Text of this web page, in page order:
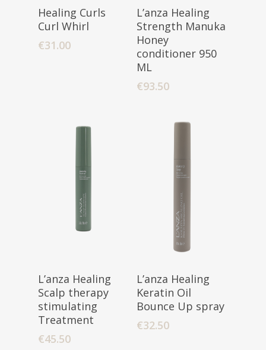
Toevoegen
Aan Winkelwagen
Healing Curls
Curl Whirl
€31.00
Toevoegen
Aan Winkelwagen
L’anza Healing
Strength Manuka
Honey
conditioner 950
ML
€93.50
Toevoegen
Aan Winkelwagen
L’anza Healing
Scalp therapy
stimulating
Treatment
€45.50
Toevoegen
Aan Winkelwagen
L’anza Healing
Keratin Oil
Bounce Up spray
€32.50